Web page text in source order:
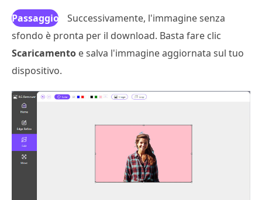
Passaggio
3
Successivamente, l'immagine senza
sfondo è pronta per il download. Basta fare clic
Scaricamento e salva l'immagine aggiornata sul tuo
dispositivo.